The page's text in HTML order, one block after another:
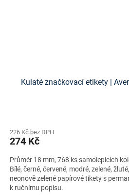
Kulaté značkovací etikety |
226 Kč bez DPH
274 Kč
Průměr 18 mm, 768 ks samolepicích
Bílé, černé, červené, modré, zelené,
neonově zelené papírové tikety s
k ručnímu popisu.